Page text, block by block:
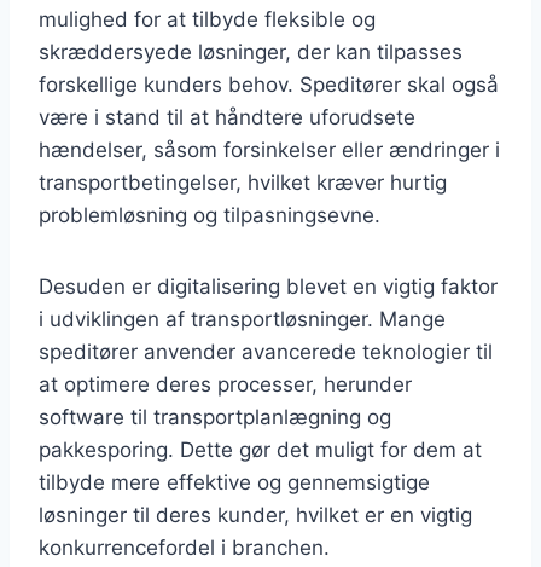
mulighed for at tilbyde fleksible og
skræddersyede løsninger, der kan tilpasses
forskellige kunders behov. Speditører skal også
være i stand til at håndtere uforudsete
hændelser, såsom forsinkelser eller ændringer i
transportbetingelser, hvilket kræver hurtig
problemløsning og tilpasningsevne.
Desuden er digitalisering blevet en vigtig faktor
i udviklingen af transportløsninger. Mange
speditører anvender avancerede teknologier til
at optimere deres processer, herunder
software til transportplanlægning og
pakkesporing. Dette gør det muligt for dem at
tilbyde mere effektive og gennemsigtige
løsninger til deres kunder, hvilket er en vigtig
konkurrencefordel i branchen.